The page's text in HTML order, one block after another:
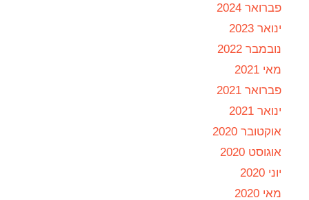
פברואר 2024
ינואר 2023
נובמבר 2022
מאי 2021
פברואר 2021
ינואר 2021
אוקטובר 2020
אוגוסט 2020
יוני 2020
מאי 2020